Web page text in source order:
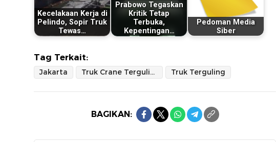
Kecelakaan Kerja di
Pelindo, Sopir Truk
Tewas…
Prabowo Tegaskan
Kritik Tetap
Terbuka,
Kepentingan…
Pedoman Media
Siber
Tag Terkait:
Jakarta Truk Crane Terguling Truk Terguling
BAGIKAN: